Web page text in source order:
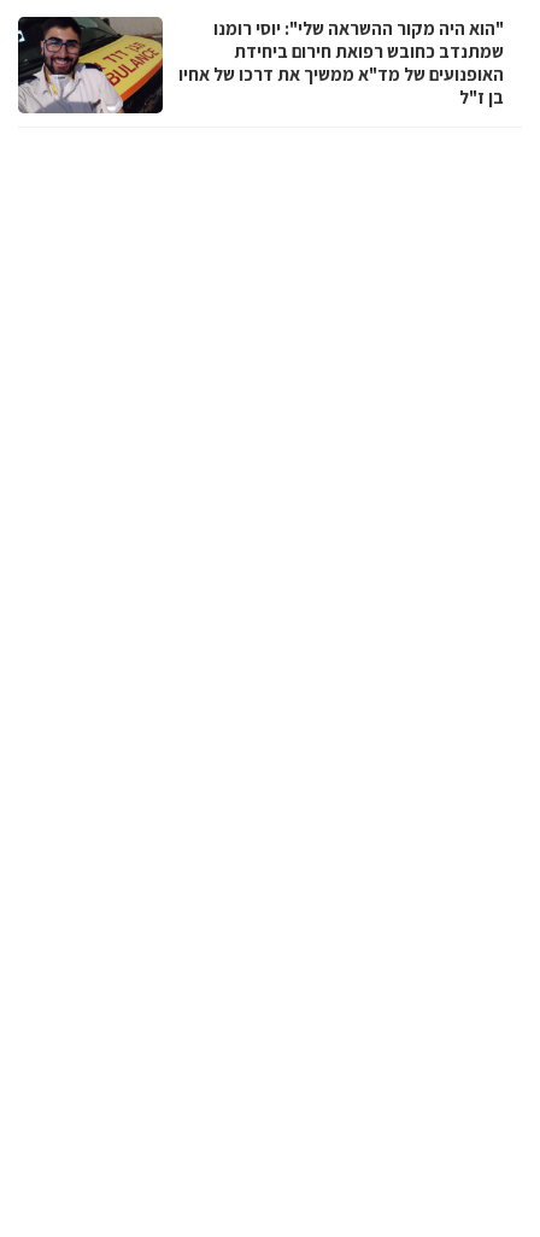
"הוא היה מקור ההשראה שלי": יוסי רומנו
שמתנדב כחובש רפואת חירום ביחידת
האופנועים של מד"א ממשיך את דרכו של אחיו
בן ז"ל